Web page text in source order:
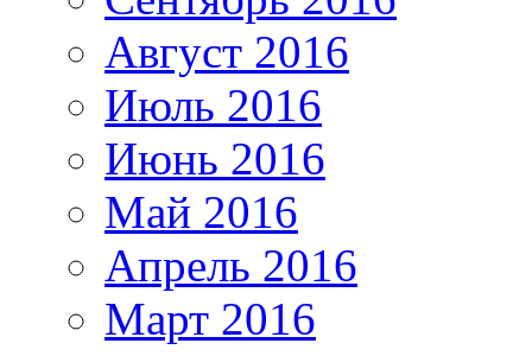
Август 2016
Июль 2016
Июнь 2016
Май 2016
Апрель 2016
Март 2016